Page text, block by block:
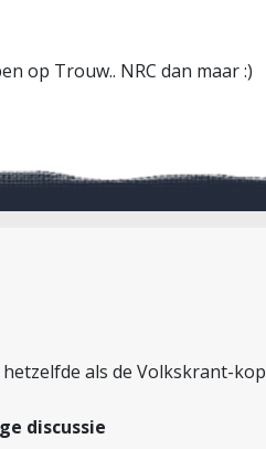
op Trouw.. NRC dan maar :)
als de Volkskrant-
discussie